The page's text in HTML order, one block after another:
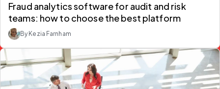
Fraud analytics software for audit and risk
teams: how to choose the best platform
By Kezia Farnham